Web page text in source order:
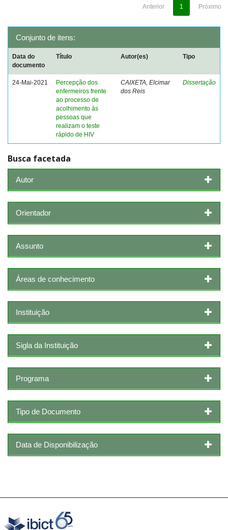
Anterior 1 Próximo
Conjunto de itens:
Data do
documento
Título Autor(es) Tipo
24-Mai-2021
Percepção dos
enfermeiros frente
ao processo de
acolhimento às
pessoas que
realizam o teste
rápido de HIV
CAIXETA, Elcimar
dos Reis
Dissertação
Busca facetada
Autor
Orientador
Assunto
Áreas de conhecimento
Instituição
Sigla da Instituição
Programa
Tipo de Documento
Data de Disponibilização